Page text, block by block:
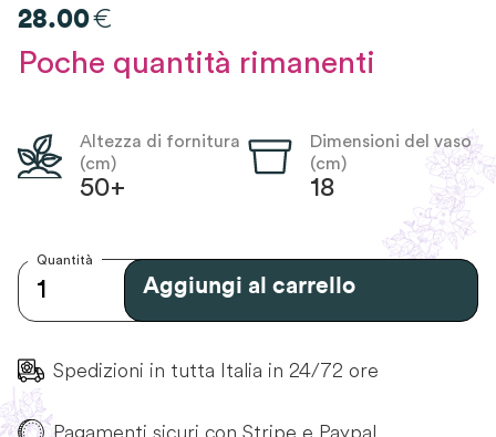
28.00€
Poche quantità rimanenti
Altezza di fornitura
(cm)
50+
Dimensioni del vaso
(cm)
18
Quantità
Aggiungi al carrello
Spedizioni in tutta Italia in 24/72 ore
Pagamenti sicuri con Stripe e Paypal